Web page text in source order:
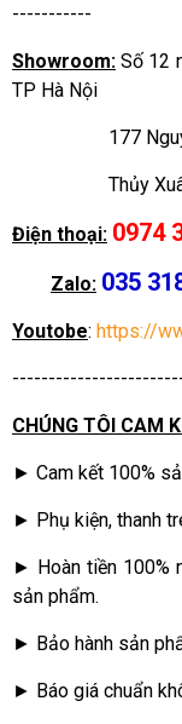
-----------
Showroom: Số 12
TP Hà Nội
177 Nguyễn
Thủy Xuân
Điện thoại: 0974
Zalo: 035
Youtobe: https://
CHÚNG TÔI CAM
► Cam kết 100%
► Phụ kiện, thanh
► Hoàn tiền 100%
sản phẩm.
► Bảo hành sản
► Báo giá chuẩn